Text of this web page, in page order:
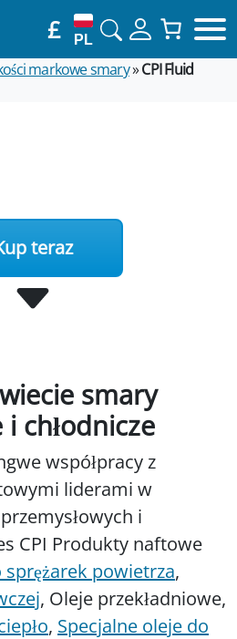
£ PL
markowe smary»CPI Fluid
teraz
smary
chłodnicze
współpracy z
liderami w
i
CPI Produkty naftowe
sprężarek powietrza,
, Oleje przekładniowe,
, Specjalne oleje do